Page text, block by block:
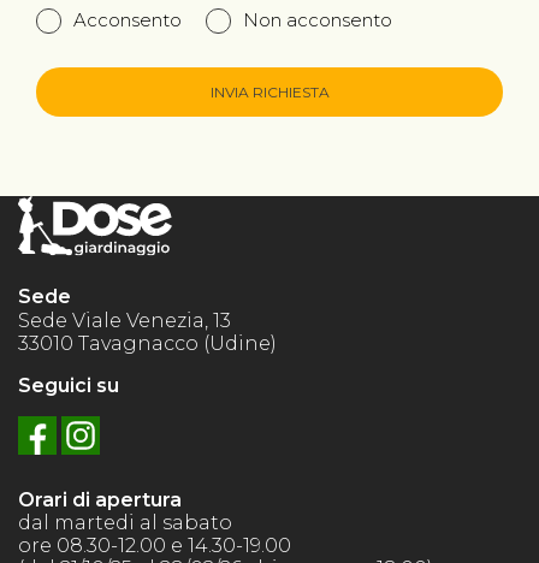
Acconsento
Non acconsento
INVIA RICHIESTA
Sede
Sede Viale Venezia, 13
33010 Tavagnacco (Udine)
Seguici su
Orari di apertura
dal martedi al sabato
ore 08.30-12.00 e 14.30-19.00